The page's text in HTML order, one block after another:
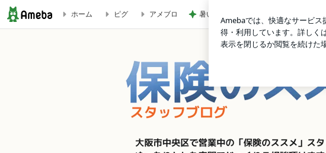
軍事力 | ”保険のススメ” スタッフブログ 保険の相談で本町、淀屋橋なら
ホーム ピグ アメブロ 暑い中みんなが頑張っていたサッカー